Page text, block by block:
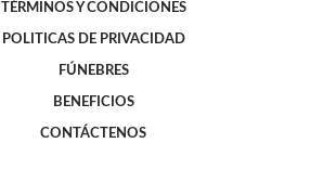
TÉRMINOS Y CONDICIONES
POLITICAS DE PRIVACIDAD
FÚNEBRES
BENEFICIOS
CONTÁCTENOS